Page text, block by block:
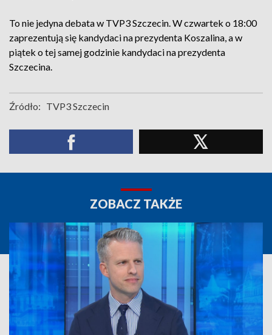
To nie jedyna debata w TVP3 Szczecin. W czwartek o 18:00
zaprezentują się kandydaci na prezydenta Koszalina, a w
piątek o tej samej godzinie kandydaci na prezydenta
Szczecina.
Źródło: TVP3 Szczecin
ZOBACZ TAKŻE